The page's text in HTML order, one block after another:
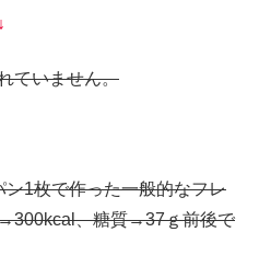
ていません。
1枚で作った一般的なフレ
、糖質→37ｇ前後で